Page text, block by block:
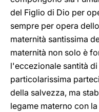
del Figlio di Dio per
sempre per opera
maternità santissima
maternità non solo è
l'eccezionale santità
particolarissima
della salvezza, ma
legame materno con